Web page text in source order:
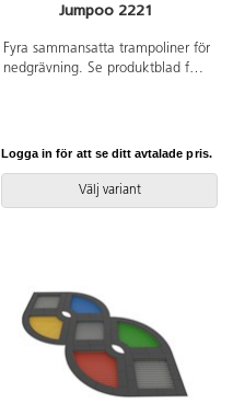
Jumpoo 2221
Fyra sammansatta trampoliner för
nedgrävning. Se produktblad för
användas. Den senaste versionen
Inkluderar markförankring K16.
Logga in för att se ditt avtalade pris.
Välj variant